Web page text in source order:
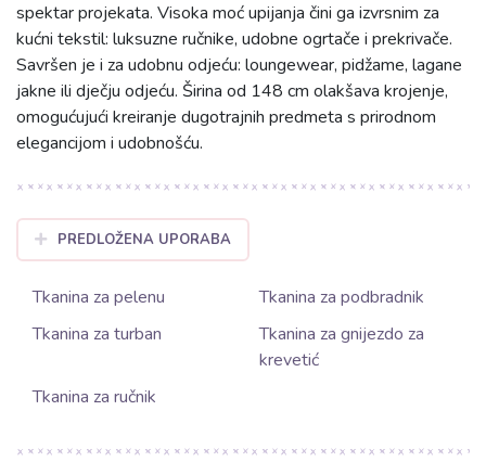
spektar projekata. Visoka moć upijanja čini ga izvrsnim za
kućni tekstil: luksuzne ručnike, udobne ogrtače i prekrivače.
Savršen je i za udobnu odjeću: loungewear, pidžame, lagane
jakne ili dječju odjeću. Širina od 148 cm olakšava krojenje,
omogućujući kreiranje dugotrajnih predmeta s prirodnom
elegancijom i udobnošću.
PREDLOŽENA UPORABA
Tkanina za pelenu
Tkanina za podbradnik
Tkanina za turban
Tkanina za gnijezdo za
krevetić
Tkanina za ručnik